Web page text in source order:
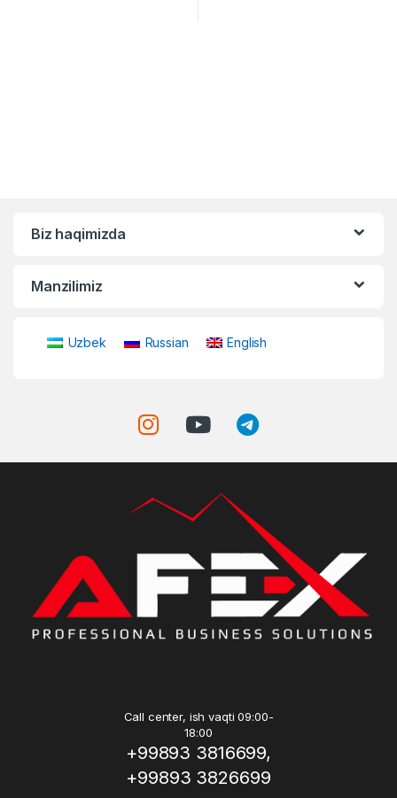
Biz haqimizda
Manzilimiz
Uzbek Russian English
Call center, ish vaqti 09:00-
18:00
+99893 3816699,
+99893 3826699